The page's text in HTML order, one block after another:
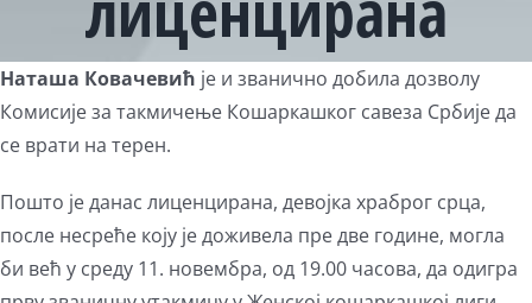
View
Larger
Image
Наташа Ковачевић је и званично добила дозволу
Комисије за такмичење Кошаркашког савеза Србије да
се врати на терен.
Пошто је данас лиценцирана, девојка храброг срца,
после несреће коју је доживела пре две године, могла
би већ у среду 11. новембра, од 19.00 часова, да одигра